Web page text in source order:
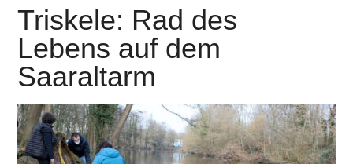
Triskele: Rad des
Lebens auf dem
Saaraltarm